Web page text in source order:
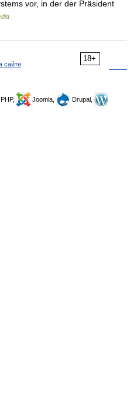
vor, in der der Präsident
18+
сайте
Joomla,
Drupal,